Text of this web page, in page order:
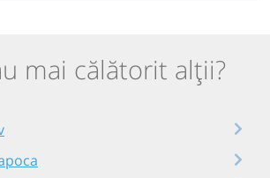
mai călătorit alții?